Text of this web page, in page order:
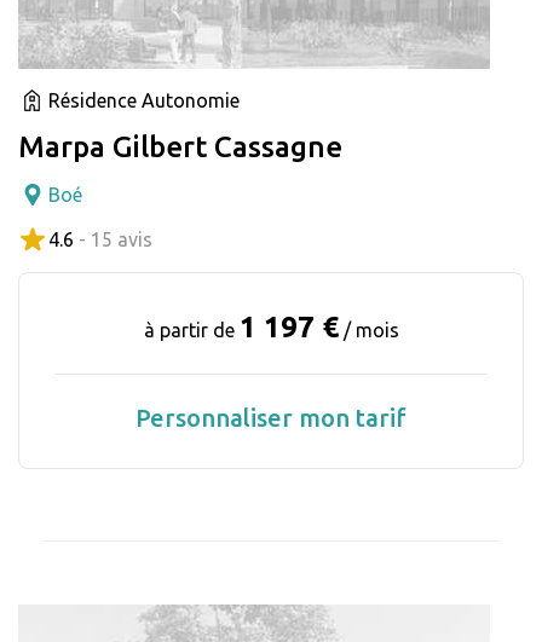
Résidence Autonomie
Marpa Gilbert Cassagne
Boé
4.6 - 15 avis
à partir de 1 197 € / mois
Personnaliser mon tarif